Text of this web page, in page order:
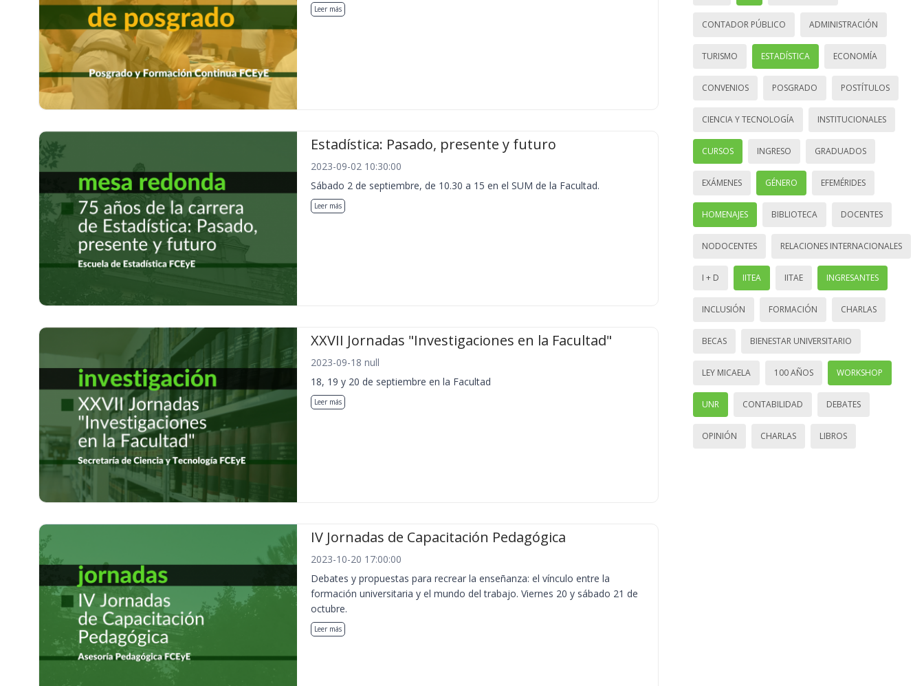
Leer más
Estadística: Pasado, presente y futuro
2023-09-02 10:30:00
Sábado 2 de septiembre, de 10.30 a 15 en el SUM de la Facultad.
Leer más
XXVII Jornadas "Investigaciones en la Facultad"
2023-09-18 null
18, 19 y 20 de septiembre en la Facultad
Leer más
IV Jornadas de Capacitación Pedagógica
2023-10-20 17:00:00
Debates y propuestas para recrear la enseñanza: el vínculo entre la
formación universitaria y el mundo del trabajo. Viernes 20 y sábado 21 de
octubre.
Leer más
CONTADOR PÚBLICO ADMINISTRACIÓN
TURISMO ESTADÍSTICA ECONOMÍA
CONVENIOS POSGRADO POSTÍTULOS
CIENCIA Y TECNOLOGÍA INSTITUCIONALES
CURSOS INGRESO GRADUADOS
EXÁMENES GÉNERO EFEMÉRIDES
HOMENAJES BIBLIOTECA DOCENTES
NODOCENTES RELACIONES INTERNACIONALES
I + D IITEA IITAE INGRESANTES
INCLUSIÓN FORMACIÓN CHARLAS
BECAS BIENESTAR UNIVERSITARIO
LEY MICAELA 100 AÑOS WORKSHOP
UNR CONTABILIDAD DEBATES
OPINIÓN CHARLAS LIBROS